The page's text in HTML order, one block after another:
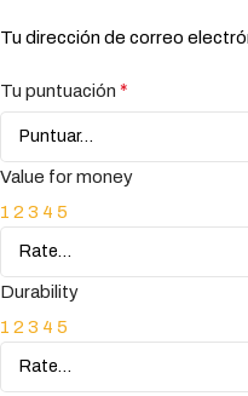
Tu dirección de correo
Tu puntuación *
Value for money
1 2 3 4 5
Durability
1 2 3 4 5